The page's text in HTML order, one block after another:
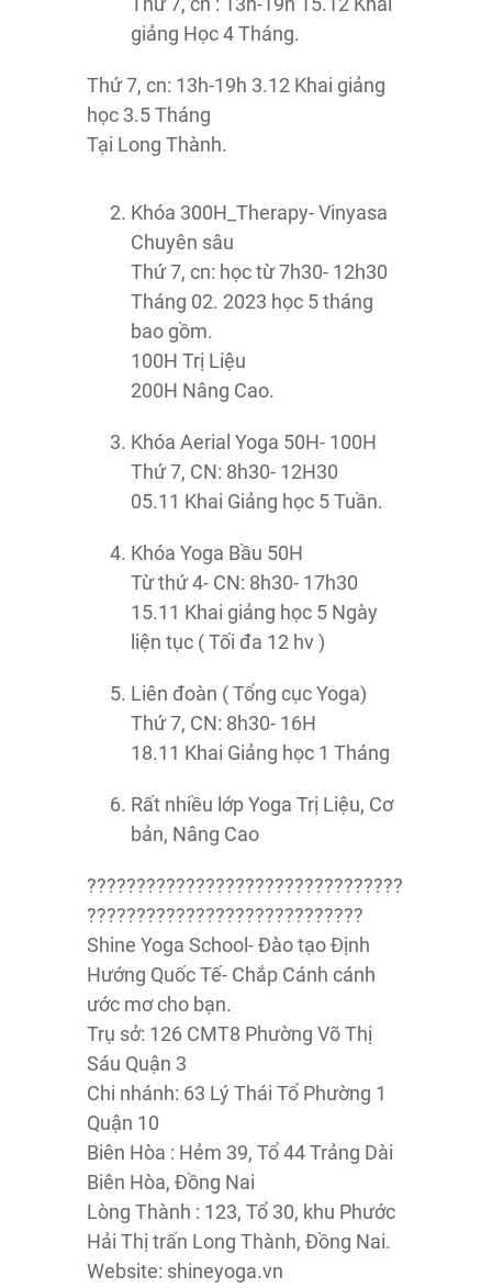
giảng Học 4 Tháng.
Thứ 7, cn: 13h-19h 3.12 Khai giảng
học 3.5 Tháng
Tại Long Thành.
Khóa 300H_Therapy- Vinyasa
Chuyên sâu
Thứ 7, cn: học từ 7h30- 12h30
Tháng 02. 2023 học 5 tháng
bao gồm.
100H Trị Liệu
200H Nâng Cao.
Khóa Aerial Yoga 50H- 100H
Thứ 7, CN: 8h30- 12H30
05.11 Khai Giảng học 5 Tuần.
Khóa Yoga Bầu 50H
Từ thứ 4- CN: 8h30- 17h30
15.11 Khai giảng học 5 Ngày
liện tục ( Tối đa 12 hv )
Liên đoàn ( Tổng cục Yoga)
Thứ 7, CN: 8h30- 16H
18.11 Khai Giảng học 1 Tháng
Rất nhiều lớp Yoga Trị Liệu, Cơ
bản, Nâng Cao
????????????????????????????????
????????????????????????????
Shine Yoga School- Đào tạo Định
Hướng Quốc Tế- Chắp Cánh cánh
ước mơ cho bạn.
Trụ sở: 126 CMT8 Phường Võ Thị
Sáu Quận 3
Chi nhánh: 63 Lý Thái Tổ Phường 1
Quận 10
Biên Hòa : Hẻm 39, Tổ 44 Trảng Dài
Biên Hòa, Đồng Nai
Lòng Thành : 123, Tổ 30, khu Phước
Hải Thị trấn Long Thành, Đồng Nai.
Website: shineyoga.vn